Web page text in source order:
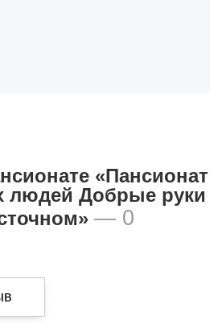
«Пансионат
людей Добрые руки
— 0